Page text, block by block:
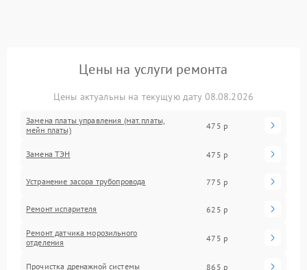
Цены на услуги ремонта
Цены актуальны на текущую дату 08.08.2026
Замена платы управления (мат.платы,
мейн платы)
475 р
Замена ТЭН 475 р
Устранение засора трубопровода 775 р
Ремонт испарителя 625 р
Ремонт датчика морозильного
отделения
475 р
Прочистка дренажной системы 865 р